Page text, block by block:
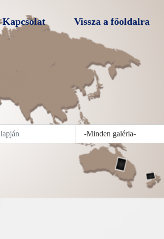
Kapcsolat Vissza a főoldalra